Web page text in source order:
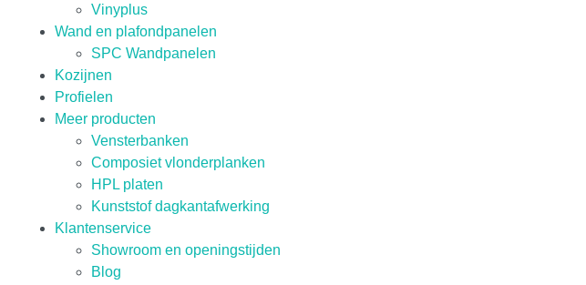
Vinyplus
Wand en plafondpanelen
SPC Wandpanelen
Kozijnen
Profielen
Meer producten
Vensterbanken
Composiet vlonderplanken
HPL platen
Kunststof dagkantafwerking
Klantenservice
Showroom en openingstijden
Blog